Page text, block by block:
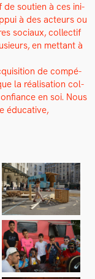
de sou­tien à ces ini­
à des acteurs ou
soci­aux, col­lec­tif
en met­tant à
de com­pé­
la réal­i­sa­tion col­
en soi. Nous
éduca­tive,